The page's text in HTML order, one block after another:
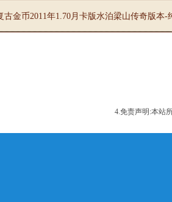
古金币2011年1.70月卡版水泊梁山传奇版
4.免责声明:本站